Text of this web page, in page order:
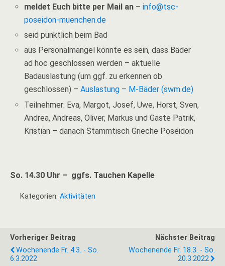
meldet Euch bitte per Mail an –info@tsc-
poseidon-muenchen.de
seid pünktlich beim Bad
aus Personalmangel könnte es sein, dass Bäder
ad hoc geschlossen werden – aktuelle
Badauslastung (um ggf. zu erkennen ob
geschlossen) –Auslastung – M-Bäder (swm.de)
Teilnehmer: Eva, Margot, Josef, Uwe, Horst, Sven,
Andrea, Andreas, Oliver, Markus und Gäste Patrik,
Kristian – danach Stammtisch Grieche Poseidon
So. 14.30 Uhr – ggfs. Tauchen Kapelle
Kategorien: Aktivitäten
Vorheriger Beitrag
Wochenende Fr. 4.3. - So.
6.3.2022
Nächster Beitrag
Wochenende Fr. 18.3. - So.
20.3.2022